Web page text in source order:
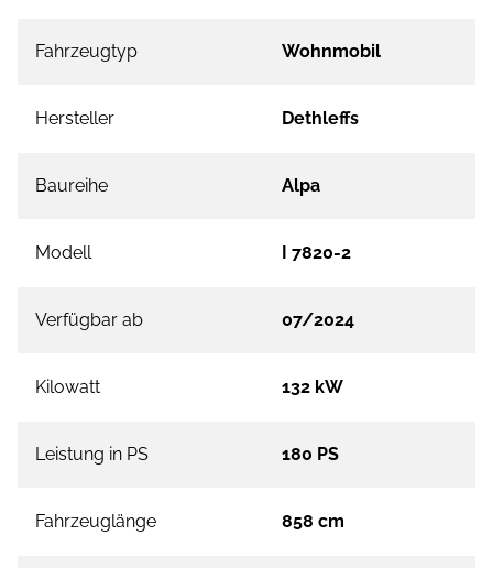
Fahrzeugtyp Wohnmobil
Hersteller Dethleffs
Baureihe Alpa
Modell I 7820-2
Verfügbar ab 07/2024
Kilowatt 132 kW
Leistung in PS 180 PS
Fahrzeuglänge 858 cm